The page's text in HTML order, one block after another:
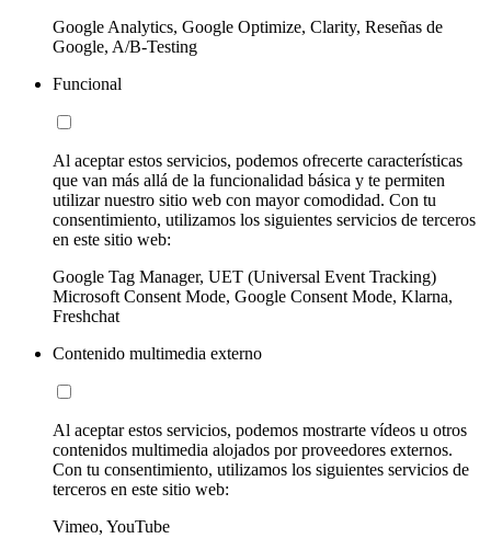
Google Analytics, Google Optimize, Clarity, Reseñas de
Google, A/B-Testing
Funcional
Al aceptar estos servicios, podemos ofrecerte características
que van más allá de la funcionalidad básica y te permiten
utilizar nuestro sitio web con mayor comodidad. Con tu
consentimiento, utilizamos los siguientes servicios de terceros
en este sitio web:
Google Tag Manager, UET (Universal Event Tracking)
Microsoft Consent Mode, Google Consent Mode, Klarna,
Freshchat
Contenido multimedia externo
Al aceptar estos servicios, podemos mostrarte vídeos u otros
contenidos multimedia alojados por proveedores externos.
Con tu consentimiento, utilizamos los siguientes servicios de
terceros en este sitio web:
Vimeo, YouTube